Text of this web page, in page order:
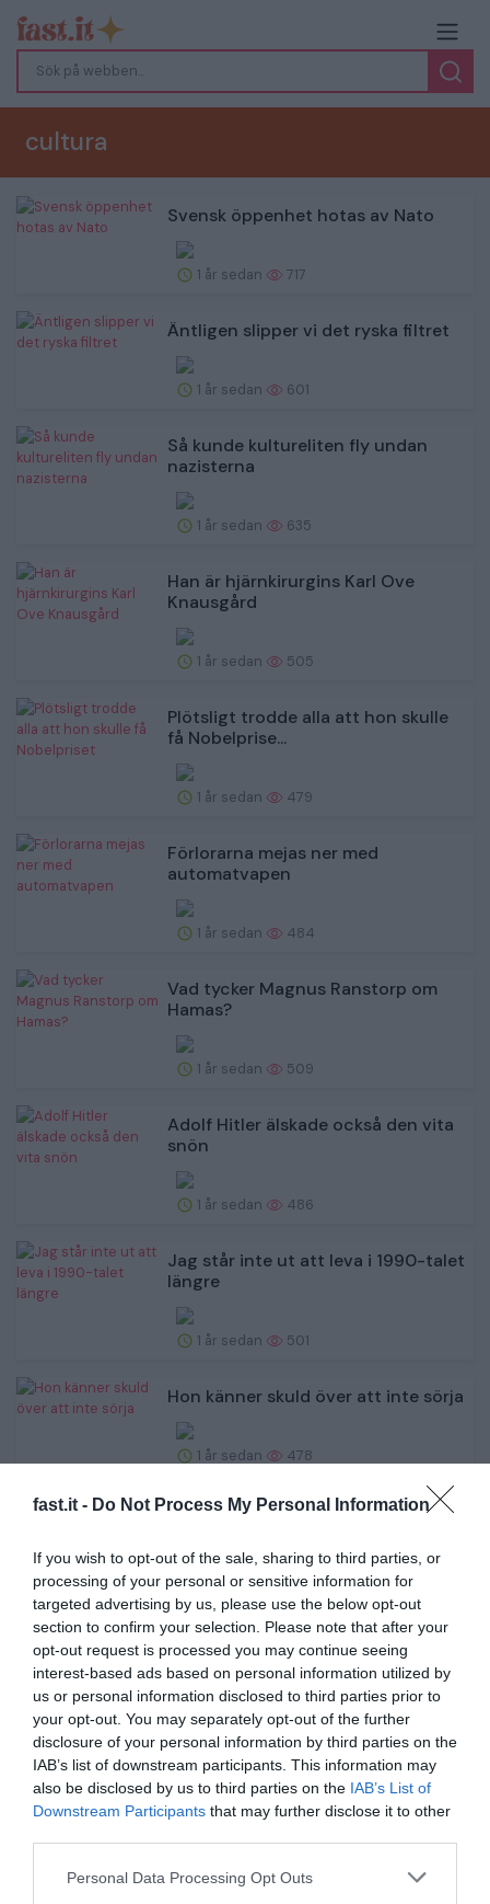
fast.it - Do Not Process My Personal Information
If you wish to opt-out of the sale, sharing to third parties, or
processing of your personal or sensitive information for
targeted advertising by us, please use the below opt-out
section to confirm your selection. Please note that after your
opt-out request is processed you may continue seeing
interest-based ads based on personal information utilized by
us or personal information disclosed to third parties prior to
your opt-out. You may separately opt-out of the further
disclosure of your personal information by third parties on the
IAB’s list of downstream participants. This information may
also be disclosed by us to third parties on the IAB’s List of
Downstream Participants that may further disclose it to other
Personal Data Processing Opt Outs
cultura
Svensk öppenhet hotas av Nato
1 år sedan 717
Äntligen slipper vi det ryska filtret
1 år sedan 601
Så kunde kultureliten fly undan
nazisterna
1 år sedan 635
Han är hjärnkirurgins Karl Ove
Knausgård
1 år sedan 505
Plötsligt trodde alla att hon skulle
få Nobelprise...
1 år sedan 479
Förlorarna mejas ner med
automatvapen
1 år sedan 484
Vad tycker Magnus Ranstorp om
Hamas?
1 år sedan 509
Adolf Hitler älskade också den vita
snön
1 år sedan 486
Jag står inte ut att leva i 1990-talet
längre
1 år sedan 501
Hon känner skuld över att inte sörja
1 år sedan 478
Plötsligt blev min dotters vänner
1 år sedan 501
Förintelseskildringen lämnar dålig
eftersmak
1 år sedan 474
Nu tycker svensk höger att
samerna är tjatiga